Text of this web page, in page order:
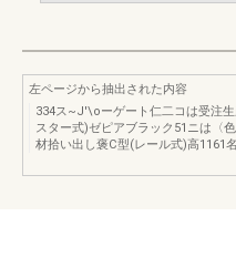
左ページから抽出された内容
334ス~J'\oーゲート仁二コは受注
スター式)ゼピアブラック51ニは〈
材拾い出し褒C型(レール式)高1161